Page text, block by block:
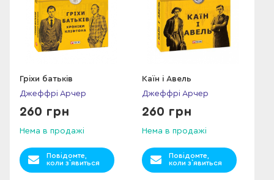
Гріхи батьків
Джеффрі Арчер
260 грн
Нема в продажі
Повідомте,
коли з`явиться
Каїн і Авель
Джеффрі Арчер
260 грн
Нема в продажі
Повідомте,
коли з`явиться